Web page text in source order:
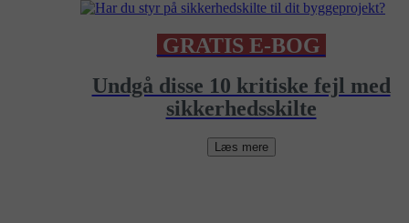
GRATIS E-BOG
Undgå disse 10 kritiske fejl med
sikkerhedsskilte
Læs mere